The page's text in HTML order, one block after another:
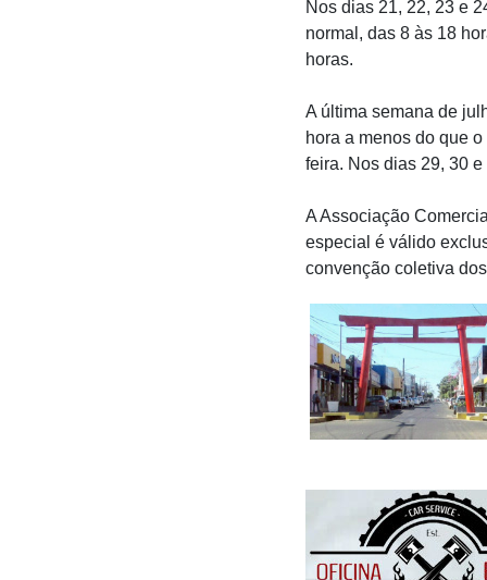
Nos dias 21, 22, 23 e
normal, das 8 às 18
horas.
A última semana de
hora a menos do que
feira. Nos dias 29, 30
A Associação
especial é válido
convenção coletiva